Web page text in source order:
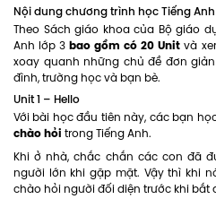
Nội dung chương trình học Tiếng
Theo Sách giáo khoa của Bộ giáo
Anh lớp 3bao gồm có 20 Unit và
xoay quanh những chủ đề đơn
đình, trường học và bạn bè.
Unit 1 – Hello
Với bài học đầu tiên này, các bạn
chào hỏi trong Tiếng Anh.
Khi ở nhà, chắc chắn các con đã
người lớn khi gặp mặt. Vậy thì khi
chào hỏi người đối diện trước khi bắt